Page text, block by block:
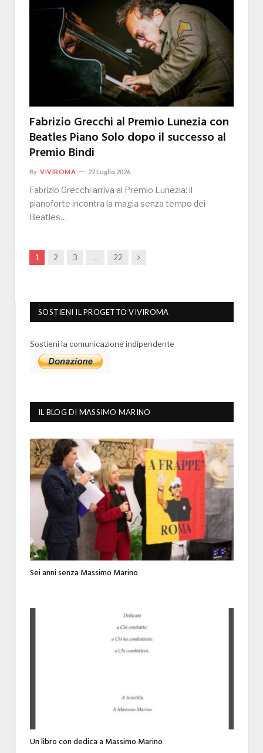
Fabrizio Grecchi al Premio Lunezia con
Beatles Piano Solo dopo il successo al
Premio Bindi
By VIVIROMA 22 Luglio 2026
Fabrizio Grecchi arriva al Premio Lunezia: il
pianoforte incontra la magia senza tempo dei
Beatles…
1 2 3 22 Next
SOSTIENI IL PROGETTO VIVIROMA
Sostieni la comunicazione indipendente
IL BLOG DI MASSIMO MARINO
Sei anni senza Massimo Marino
Un libro con dedica a Massimo Marino